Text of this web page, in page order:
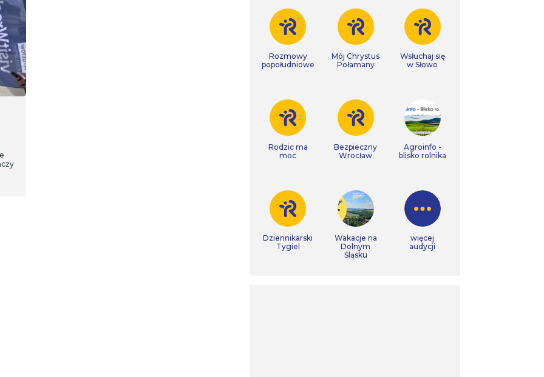
Rozmowy
popołudniowe
Mój Chrystus
Połamany
Wsłuchaj się
w Słowo
Rodzic ma
moc
Bezpieczny
Wrocław
Agroinfo -
blisko rolnika
Dziennikarski
Tygiel
Wakacje na
Dolnym
Śląsku
więcej
audycji